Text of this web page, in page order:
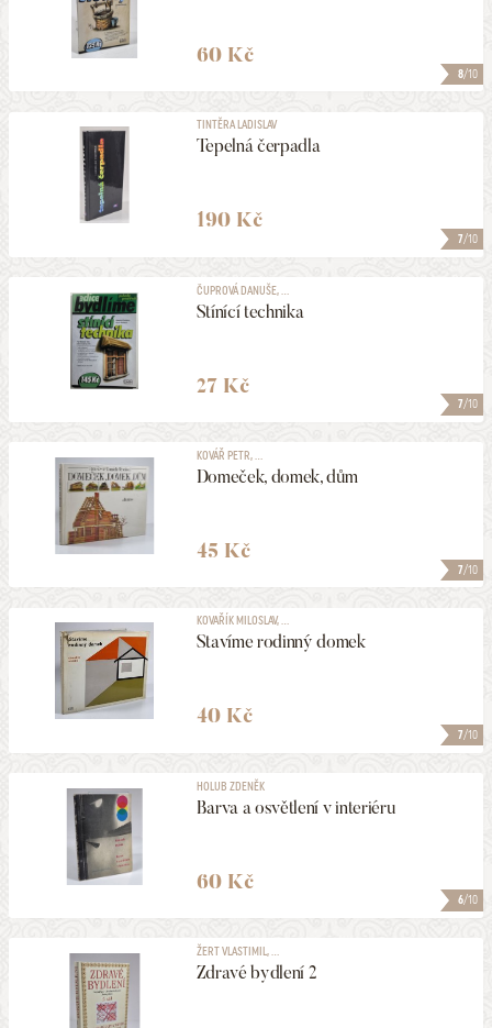
8/10
60 Kč
7/10
TINTĚRA LADISLAV
Tepelná čerpadla
190 Kč
7/10
ČUPROVÁ DANUŠE, ...
Stínící technika
27 Kč
7/10
KOVÁŘ PETR, ...
Domeček, domek, dům
45 Kč
7/10
KOVAŘÍK MILOSLAV, ...
Stavíme rodinný domek
40 Kč
6/10
HOLUB ZDENĚK
Barva a osvětlení v interiéru
60 Kč
ŽERT VLASTIMIL, ...
Zdravé bydlení 2